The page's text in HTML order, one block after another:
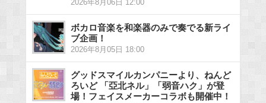
2026年8月06日 12:00
ボカロ音楽を和楽器のみで奏でる新ライ
ブ企画！
2026年8月05日 18:00
グッドスマイルカンパニーより、ねんど
ろいど 「亞北ネル」「弱音ハク」が登
場！フェイスメーカーコラボも開催中！